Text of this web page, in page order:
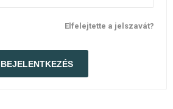
Elfelejtette a jelszavát?